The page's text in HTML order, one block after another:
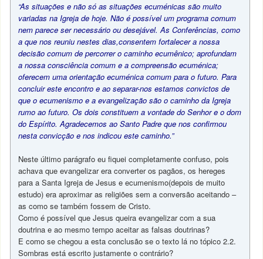
“As situações e não só as situações ecuménicas são muito
variadas na Igreja de hoje. Não é possível um programa comum
nem parece ser necessário ou desejável. As Conferências, como
a que nos reuniu nestes dias,consentem fortalecer a nossa
decisão comum de percorrer o caminho ecumênico; aprofundam
a nossa consciência comum e a compreensão ecuménica;
oferecem uma orientação ecuménica comum para o futuro. Para
concluir este encontro e ao separar-nos estamos convictos de
que o ecumenismo e a evangelização são o caminho da Igreja
rumo ao futuro. Os dois constituem a vontade do Senhor e o dom
do Espírito. Agradecemos ao Santo Padre que nos confirmou
nesta convicção e nos indicou este caminho.”
Neste último parágrafo eu fiquei completamente confuso, pois
achava que evangelizar era converter os pagãos, os hereges
para a Santa Igreja de Jesus e ecumenismo(depois de muito
estudo) era aproximar as religiões sem a conversão aceitando –
as como se também fossem de Cristo.
Como é possível que Jesus queira evangelizar com a sua
doutrina e ao mesmo tempo aceitar as falsas doutrinas?
E como se chegou a esta conclusão se o texto lá no tópico 2.2.
Sombras está escrito justamente o contrário?